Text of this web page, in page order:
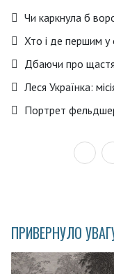
Чи каркнула б
Хто і де першим у
Дбаючи про
Леся Українка:
Портрет
ПРИВЕРНУЛО